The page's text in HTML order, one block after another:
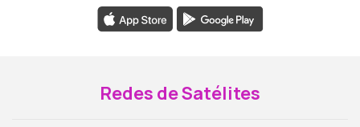
Redes de Satélites